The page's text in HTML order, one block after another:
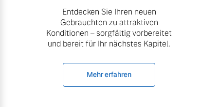
Entdecken Sie Ihren neuen
Gebrauchten zu attraktiven
Konditionen – sorgfältig vorbereitet
und bereit für Ihr nächstes Kapitel.
Mehr erfahren